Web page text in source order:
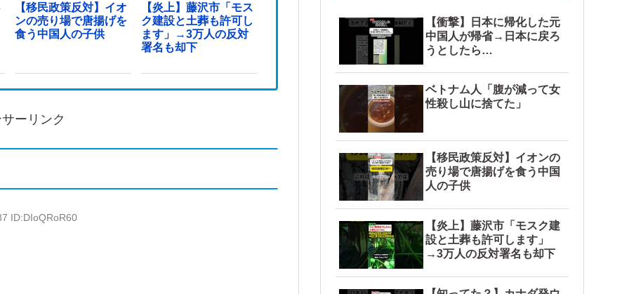
【移民政策反対】イオ
ンの売り場で唐揚げを
食う中国人の子供
【炎上】藤沢市「モス
ク建設と土葬も許可し
ます」→3万人の反対
署名も却下
ーリンク
ID:DIoQRoR60
【衝撃】日本に帰化した元
中国人が帰省→日本に戻ろ
うとしたら…
ベトナム人「腹が減って女
性殺し山に捨てた」
【移民政策反対】イオンの
売り場で唐揚げを食う中国
人の子供
【炎上】藤沢市「モスク建
設と土葬も許可します」
→3万人の反対署名も却下